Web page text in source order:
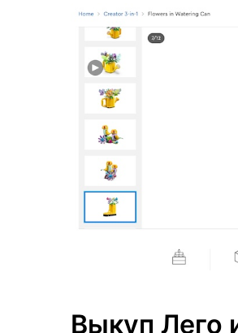
Выкуп Лего